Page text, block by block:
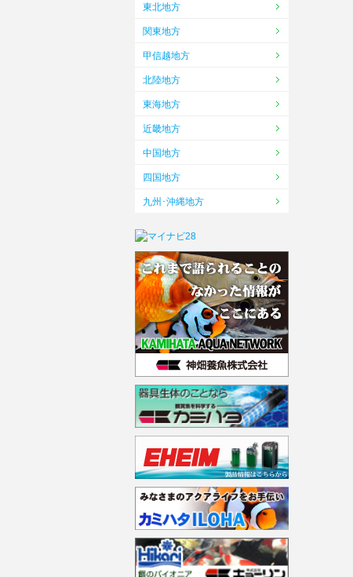
東北地方
関東地方
甲信越地方
北陸地方
東海地方
近畿地方
中国地方
四国地方
九州･沖縄地方